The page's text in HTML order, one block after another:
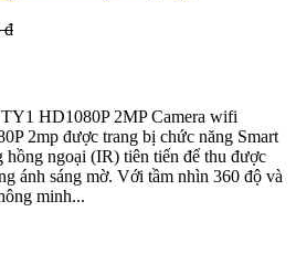
đ
HD1080P 2MP Camera wifi
2mp được trang bị chức năng Smart
hồng ngoại (IR) tiên tiến để thu được
ánh sáng mờ. Với tầm nhìn 360 độ và
minh...